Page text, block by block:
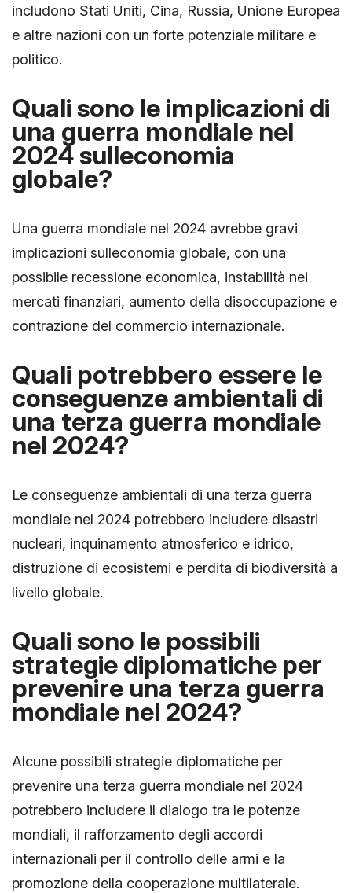
includono Stati Uniti, Cina, Russia, Unione Europea
e altre nazioni con un forte potenziale militare e
politico.
Quali sono le implicazioni di
una guerra mondiale nel
2024 sulleconomia
globale?
Una guerra mondiale nel 2024 avrebbe gravi
implicazioni sulleconomia globale, con una
possibile recessione economica, instabilità nei
mercati finanziari, aumento della disoccupazione e
contrazione del commercio internazionale.
Quali potrebbero essere le
conseguenze ambientali di
una terza guerra mondiale
nel 2024?
Le conseguenze ambientali di una terza guerra
mondiale nel 2024 potrebbero includere disastri
nucleari, inquinamento atmosferico e idrico,
distruzione di ecosistemi e perdita di biodiversità a
livello globale.
Quali sono le possibili
strategie diplomatiche per
prevenire una terza guerra
mondiale nel 2024?
Alcune possibili strategie diplomatiche per
prevenire una terza guerra mondiale nel 2024
potrebbero includere il dialogo tra le potenze
mondiali, il rafforzamento degli accordi
internazionali per il controllo delle armi e la
promozione della cooperazione multilaterale.